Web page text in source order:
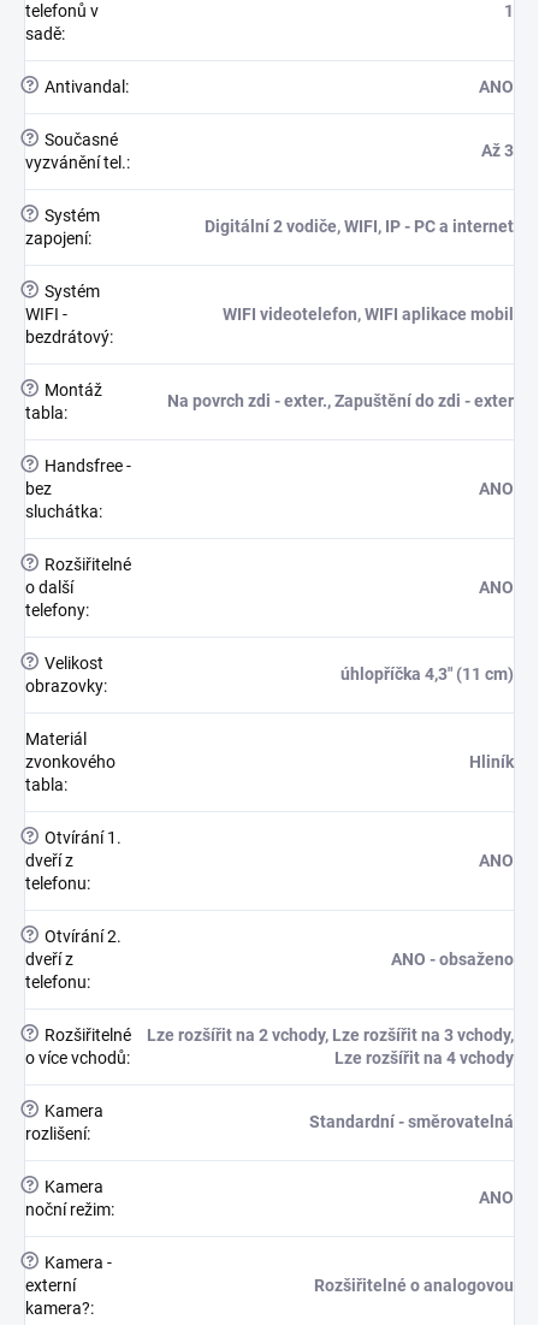
telefonů v
sadě:
1
? Antivandal : ANO
? Současné
vyzvánění tel.:
Až 3
? Systém
zapojení:
Digitální 2 vodiče, WIFI, IP - PC a internet
? Systém
WIFI -
bezdrátový:
WIFI videotelefon, WIFI aplikace mobil
?
Montáž
tabla:
Na povrch zdi - exter., Zapuštění do zdi - exter
?
Handsfree -
bez
sluchátka:
ANO
?
Rozšiřitelné
o další
telefony:
ANO
? Velikost
obrazovky:
úhlopříčka 4,3" (11 cm)
Materiál
zvonkového
tabla:
Hliník
? Otvírání 1.
dveří z
telefonu:
ANO
? Otvírání 2.
dveří z
telefonu:
ANO - obsaženo
?
Rozšiřitelné
o více vchodů:
Lze rozšířit na 2 vchody, Lze rozšířit na 3 vchody,
Lze rozšířit na 4 vchody
?
Kamera
rozlišení:
Standardní - směrovatelná
?
Kamera
noční režim:
ANO
?
Kamera -
externí
kamera?:
Rozšiřitelné o analogovou